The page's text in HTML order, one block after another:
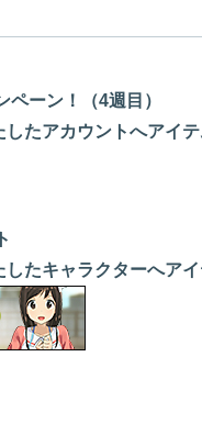
ーン！（4週目）
たアカウントへアイ
たキャラクターへア